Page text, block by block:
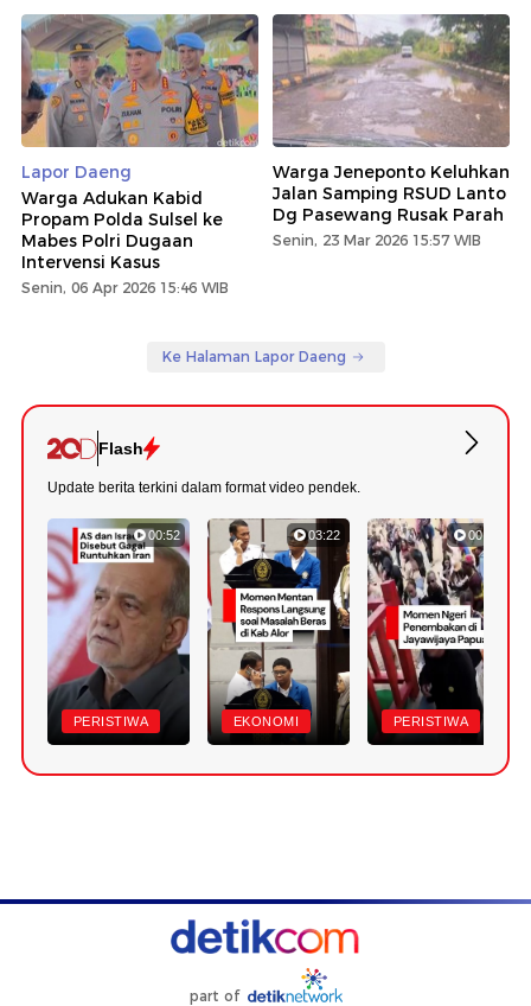
Lapor Daeng
Warga Adukan Kabid
Propam Polda Sulsel ke
Mabes Polri Dugaan
Intervensi Kasus
Senin, 06 Apr 2026 15:46 WIB
Warga Jeneponto Keluhkan
Jalan Samping RSUD Lanto
Dg Pasewang Rusak Parah
Senin, 23 Mar 2026 15:57 WIB
Ke Halaman Lapor Daeng
Flash
Update berita terkini dalam format video pendek.
00:52
PERISTIWA
03:22
EKONOMI
00:42
PERISTIWA
part of